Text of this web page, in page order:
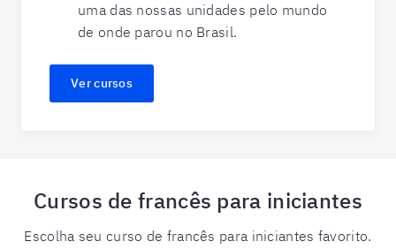
uma das nossas unidades pelo mundo
de onde parou no Brasil.
Ver cursos
Cursos de francês para iniciantes
Escolha seu curso de francês para iniciantes favorito.